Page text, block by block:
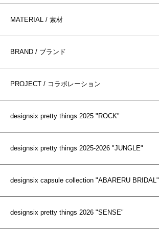
MATERIAL / 素材
BRAND / ブランド
PROJECT / コラボレーション
designsix pretty things 2025 "ROCK"
designsix pretty things 2025-2026 "JUNGLE"
designsix capsule collection "ABARERU BRIDAL"
designsix pretty things 2026 "SENSE"